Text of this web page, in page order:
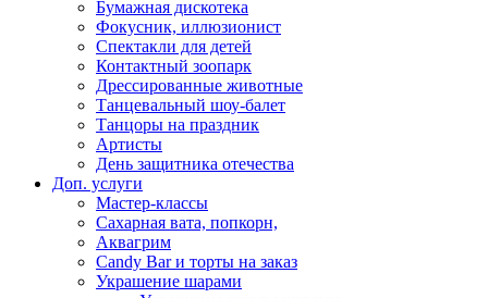
Бумажная дискотека
Фокусник, иллюзионист
Спектакли для детей
Контактный зоопарк
Дрессированные животные
Танцевальный шоу-балет
Танцоры на праздник
Артисты
День защитника отечества
Доп. услуги
Мастер-классы
Сахарная вата, попкорн,
Аквагрим
Candy Bar и торты на заказ
Украшение шарами